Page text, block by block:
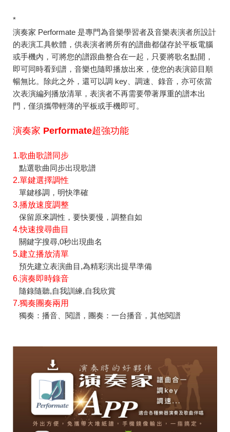
*
演奏家 Performate 是專門為音樂學習者及音樂表演者所設計
的表演工具軟體，供表演者將所有的譜曲都儲存於平板電腦
或手機內，可將您的譜跟曲整合在一起，只要將歌名點開，
即可同時看到譜，音樂也隨即播放出來，使您的表演節目順
暢無比。除此之外，還可以調 key、調速、錄音，亦可依當
次表演編列播放清單，表演者不再需要帶著厚重的譜本出
門，僅須攜帶輕薄的平板或手機即可。
演奏家 Performate超強功能
1.歌曲歌譜同步
點選歌曲同步出現歌譜
2.單鍵選擇調性
單鍵移調，明快準確
3.播放速度調整
保留原來調性，要快要慢，調整自如
4.快速搜尋曲目
關鍵字搜尋,0秒出現曲名
5.建立播放清單
預先建立表演曲目,為精彩演出提早準備
6.演奏即時錄音
隨錄隨聽,自我訓練,自我欣賞
7.獨奏團奏兩用
獨奏：播音、閱譜，團奏：一台播音，其他閱譜